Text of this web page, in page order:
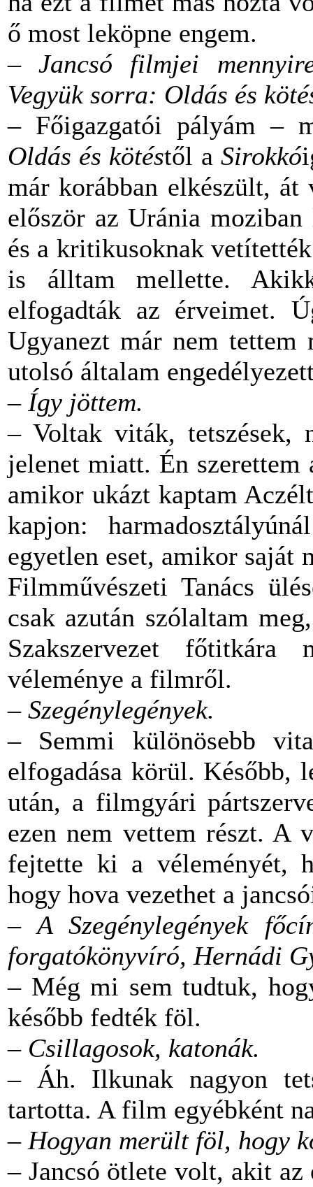
ő most leköpne engem.
– Jancsó filmjei
Vegyük sorra: Oldás és
– Főigazgatói pályám –
Oldás és kötéstől a Sirokkó
már korábban elkészült,
először az Uránia
és a kritikusoknak
is álltam mellette.
elfogadták az érveimet.
Ugyanezt már nem
utolsó általam
– Így jöttem.
– Voltak viták, tetszések,
jelenet miatt. Én
amikor ukázt kaptam
kapjon:
egyetlen eset, amikor
Filmművészeti Tanács
csak azután szólaltam
Szakszervezet főtitkára
véleménye a filmről.
– Szegénylegények.
– Semmi különösebb
elfogadása körül. Később,
után, a filmgyári
ezen nem vettem részt.
fejtette ki a véleményét,
hogy hova vezethet a
– A Szegénylegények
forgatókönyvíró, Hernádi
– Még mi sem tudtuk,
később fedték föl.
– Csillagosok, katonák.
– Áh. Ilkunak nagyon
tartotta. A film egyébként
– Hogyan merült föl, hogy
– Jancsó ötlete volt, akit